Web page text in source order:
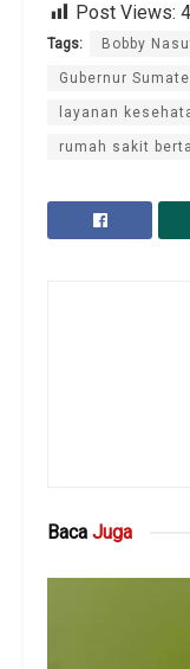
Post Views:
Tags: Bobby
Gubernur
layanan
rumah sakit
Baca Juga